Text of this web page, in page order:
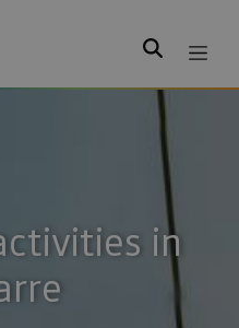
Search
in